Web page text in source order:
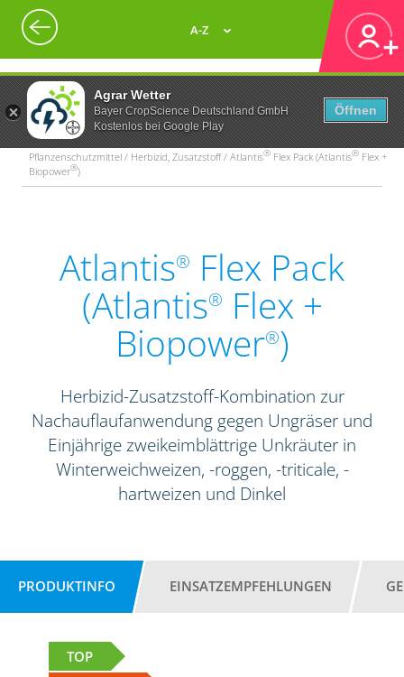
Agrar Wetter
Bayer CropScience Deutschland GmbH
Kostenlos bei Google Play
Öffnen
A-Z
Pflanzenschutzmittel / Herbizid, Zusatzstoff / Atlantis® Flex Pack (Atlantis® Flex +
Biopower®)
Atlantis® Flex Pack
(Atlantis® Flex +
Biopower®)
Herbizid-Zusatzstoff-Kombination zur
Nachauflaufanwendung gegen Ungräser und
Einjährige zweikeimblättrige Unkräuter in
Winterweichweizen, -roggen, -triticale, -
hartweizen und Dinkel
PRODUKTINFO EINSATZEMPFEHLUNGEN
TOP